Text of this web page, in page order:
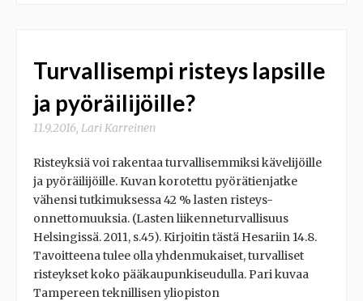
Turvallisempi risteys lapsille
ja pyöräilijöille?
11.9.2016, Lari Karreinen
Risteyksiä voi rakentaa turvallisemmiksi kävelijöille
ja pyöräilijöille. Kuvan korotettu pyörätienjatke
vähensi tutkimuksessa 42 % lasten risteys-
onnettomuuksia. (Lasten liikenneturvallisuus
Helsingissä. 2011, s.45). Kirjoitin tästä Hesariin 14.8.
Tavoitteena tulee olla yhdenmukaiset, turvalliset
risteykset koko pääkaupunkiseudulla. Pari kuvaa
Tampereen teknillisen yliopiston